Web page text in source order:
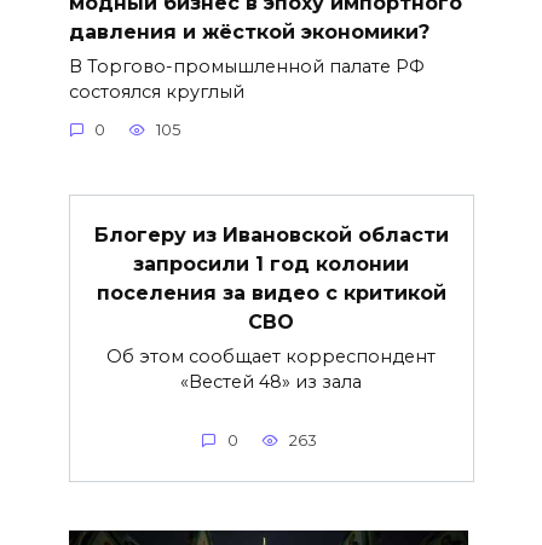
давления и жёсткой экономики?
В Торгово-промышленной палате РФ
состоялся круглый
0 105
Блогеру из Ивановской области
запросили 1 год колонии
поселения за видео с критикой
СВО
Об этом сообщает корреспондент
«Вестей 48» из зала
0 263